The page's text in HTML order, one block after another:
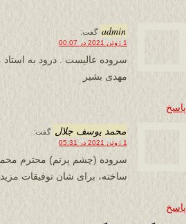
admin گفت:
1 ژوئن 2021 در 00:07
سروده عالیست . درود به استاد
مهدی بشیر
پاسخ
محمد یوسف جلال گفت:
1 ژوئن 2021 در 05:31
سروده (چشم پرنم) محترم
ساخته، برای شان توفیقات مزید
پاسخ